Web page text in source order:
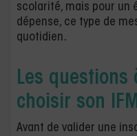
scolarité, mais pour un
dépense, ce type de
quotidien.
Les questions
choisir son
Avant de valider une